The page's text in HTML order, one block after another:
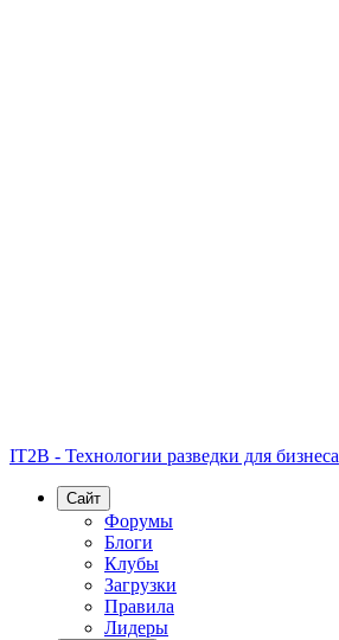
IT2B - Технологии разведки для бизнеса
Сайт
Форумы
Блоги
Клубы
Загрузки
Правила
Лидеры